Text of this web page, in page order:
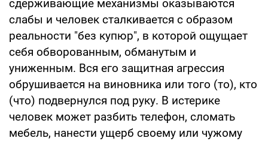
сдерживающие механизмы оказываются
слабы и человек сталкивается с образом
реальности "без купюр", в которой ощущает
себя обворованным, обманутым и
униженным. Вся его защитная агрессия
обрушивается на виновника или того (то), кто
(что) подвернулся под руку. В истерике
человек может разбить телефон, сломать
мебель, нанести ущерб своему или чужому